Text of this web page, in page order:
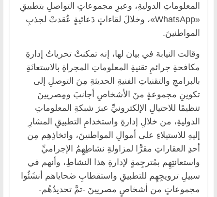
المعلوماتِ الدوليةِ، وعبرِ مجموعاتٍ التواصلِ بتطبيقِ
«WhatsApp»، وخلالَ لقاءاتٍ دَعائيةٍ عُقدتْ لجذبِ
المواطنينَ.
وقالت النيابة في بيان لها، إنه تمكنتْ تحرياتُ إدارةِ
مكافحةِ جرائمِ تقنيةِ المعلوماتِ المجراةِ بالاستعانَةِ
بالبرامجِ والتقنياتِ الفنيةِ الحديثةِ مِنَ التوصلِ إلى
تكوينِ مجموعةٍ منَ الأشخاصِ أجانبَ ومِصريينَ
تنظيمًا للاحتيالِ الإلكترونيِّ عبرَ شبكةِ المعلوماتِ
الدوليةِ، من خلالِ إدارةِ واستخدامِ التطبيقِ المشارِ
إليهِ للاستيلاءِ على أموالِ المواطنينَ، واتخاذِهِم مِن
أحدِ العقاراتِ مقرًّا لمزاولةِ نشاطِهِمُ الإجراميِّ
واستعانتِهِم بمُترجِمةٍ لإدارةِ هذا النشاطِ، وأنهم في
سبيلِ ترويجِهِم للتطبيقِ واستقطابِ ضَحاياهم أنشَئُوا
مجموعاتٍ من أشخاصٍ مصريينَ -تمَّ تحديدُهُم-